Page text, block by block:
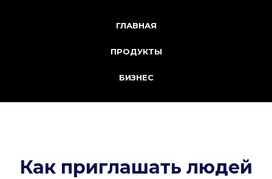
ГЛАВНАЯ
ПРОДУКТЫ
БИЗНЕС
Как приглашать людей